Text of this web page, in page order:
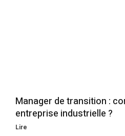
Manager de transition :
entreprise industrielle ?
Lire